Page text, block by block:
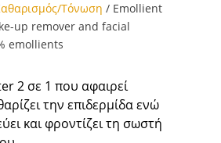
Τόνωση / Emollient
up remover and facial
emollients
2 σε 1 που αφαιρεί
την επιδερμίδα ενώ
και φροντίζει τη σωστή